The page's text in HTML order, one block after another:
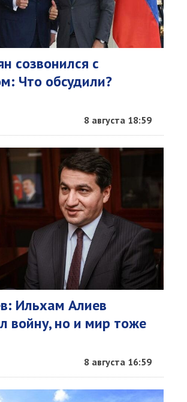
созвонился с
Что обсудили?
8 августа 18:59
Ильхам Алиев
войну, но и мир тоже
8 августа 16:59